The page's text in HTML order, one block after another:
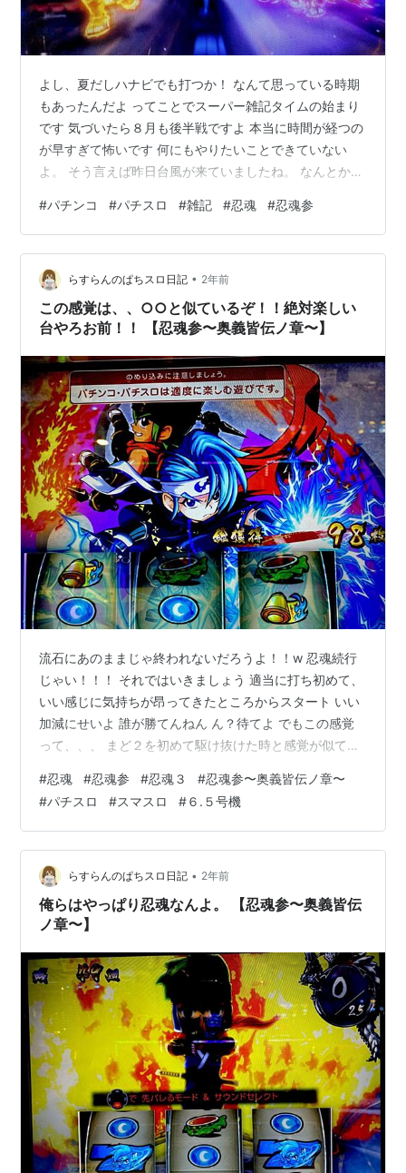
よし、夏だしハナビでも打つか！ なんて思っている時期
もあったんだよ ってことでスーパー雑記タイムの始まり
です 気づいたら８月も後半戦ですよ 本当に時間が経つの
が早すぎて怖いです 何にもやりたいことできていない
よ。 そう言えば昨日台風が来ていましたね。 なんとか暴
もっと荒れるかと思っていたよ はい、時事ネタももうな
くなりました。(早すぎひん？) パチスロのお話でもしま
しょうか あのね、最近稼働が全然できていないのよ 体調
もよくないってのもあるのですが、ブログにするまでも
ないボツ稼働がかなり多いんですよね 今までもあったの
ですが、それをはるかに超え…
#パチンコ #パチスロ #雑記 #忍魂 #忍魂参
らすらんのぱちスロ日記 • 2年前
この感覚は、、○○と似ているぞ！！絶対楽しい
台やろお前！！ 【忍魂参〜奥義皆伝ノ章〜】
流石にあのままじゃ終われないだろうよ！！w 忍魂続行
じゃい！！！ それではいきましょう 適当に打ち初めて、
いい感じに気持ちが昂ってきたところからスタート いい
加減にせいよ 誰が勝てんねん ん？待てよ でもこの感覚
って、、、 まど２を初めて駆け抜けた時と感覚が似てい
になるな？ じゃあもう１ATくらい追ってやろうじゃない
か ってことでゲームフローが分かって、気持ちが乗った
私は一味違いますよ なんとびっくり １１３Gで当てちゃ
うんだから！！ これが引き戻しってやつか？ まぁいい、
条件は揃ったな。 あとは出すだけだ。 やってやろうじゃ
んかよ さっき…
#忍魂 #忍魂参 #忍魂３ #忍魂参〜奥義皆伝ノ章〜
#パチスロ #スマスロ #６.５号機
らすらんのぱちスロ日記 • 2年前
俺らはやっぱり忍魂なんよ。 【忍魂参〜奥義皆伝
ノ章〜】